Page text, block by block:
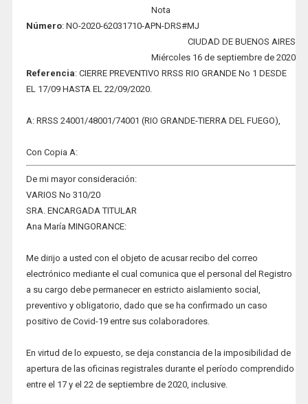
Nota
Número: NO-2020-62031710-APN-DRS#MJ
CIUDAD DE BUENOS AIRES
Miércoles 16 de septiembre de 2020
Referencia: CIERRE PREVENTIVO RRSS RIO GRANDE No 1 DESDE
EL 17/09 HASTA EL 22/09/2020.
A: RRSS 24001/48001/74001 (RIO GRANDE-TIERRA DEL FUEGO),
Con Copia A:
De mi mayor consideración:
VARIOS No 310/20
SRA. ENCARGADA TITULAR
Ana María MINGORANCE:
Me dirijo a usted con el objeto de acusar recibo del correo
electrónico mediante el cual comunica que el personal del Registro
a su cargo debe permanecer en estricto aislamiento social,
preventivo y obligatorio, dado que se ha confirmado un caso
positivo de Covid-19 entre sus colaboradores.
En virtud de lo expuesto, se deja constancia de la imposibilidad de
apertura de las oficinas registrales durante el período comprendido
entre el 17 y el 22 de septiembre de 2020, inclusive.